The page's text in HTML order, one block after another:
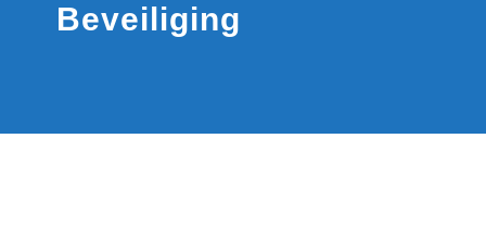
Beveiliging